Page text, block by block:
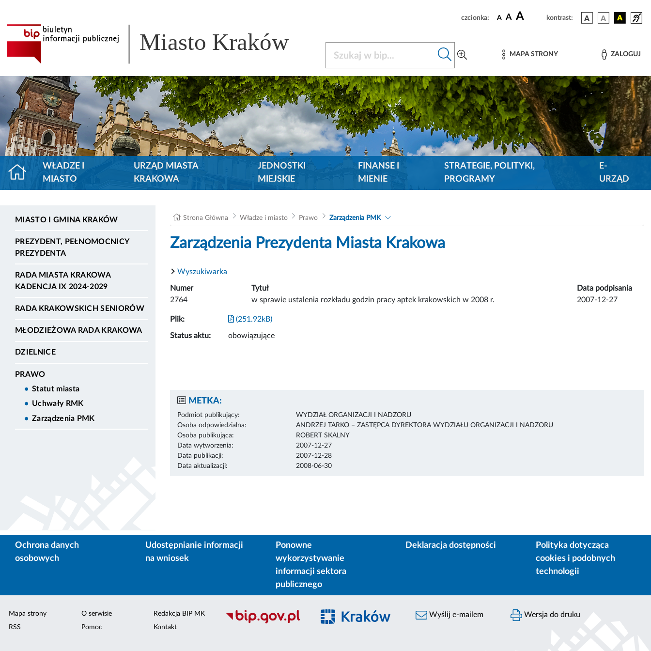
czcionka: A A A kontrast:
Miasto Kraków MAPA STRONY ZALOGUJ
WŁADZE I
MIASTO
URZĄD MIASTA
KRAKOWA
JEDNOSTKI
MIEJSKIE
FINANSE I
MIENIE
STRATEGIE, POLITYKI,
PROGRAMY
E-
URZĄD
MIASTO I GMINA KRAKÓW
PREZYDENT, PEŁNOMOCNICY
PREZYDENTA
RADA MIASTA KRAKOWA
KADENCJA IX 2024-2029
RADA KRAKOWSKICH SENIORÓW
MŁODZIEŻOWA RADA KRAKOWA
DZIELNICE
PRAWO
Statut miasta
Uchwały RMK
Zarządzenia PMK
Strona Główna Władze i miasto Prawo Zarządzenia PMK
Zarządzenia Prezydenta Miasta Krakowa
Wyszukiwarka
Numer Tytuł
Data podpisania
2764
w sprawie ustalenia rozkładu godzin pracy aptek krakowskich w 2008 r. 2007-12-27
Plik: (251.92kB)
Status aktu: obowiązujące
METKA:
Podmiot publikujący:
WYDZIAŁ ORGANIZACJI I NADZORU
Osoba odpowiedzialna:
ANDRZEJ TARKO – ZASTĘPCA DYREKTORA WYDZIAŁU ORGANIZACJI I NADZORU
Osoba publikująca:
ROBERT SKALNY
Data wytworzenia:
2007-12-27
Data publikacji:
2007-12-28
Data aktualizacji:
2008-06-30
Ochrona danych
osobowych
Udostępnianie informacji
na wniosek
Ponowne
wykorzystywanie
informacji sektora
publicznego
Deklaracja dostępności
Polityka dotycząca
cookies i podobnych
technologii
Mapa strony
RSS
O serwisie
Pomoc
Redakcja BIP MK
Kontakt
Wyślij e-mailem Wersja do druku